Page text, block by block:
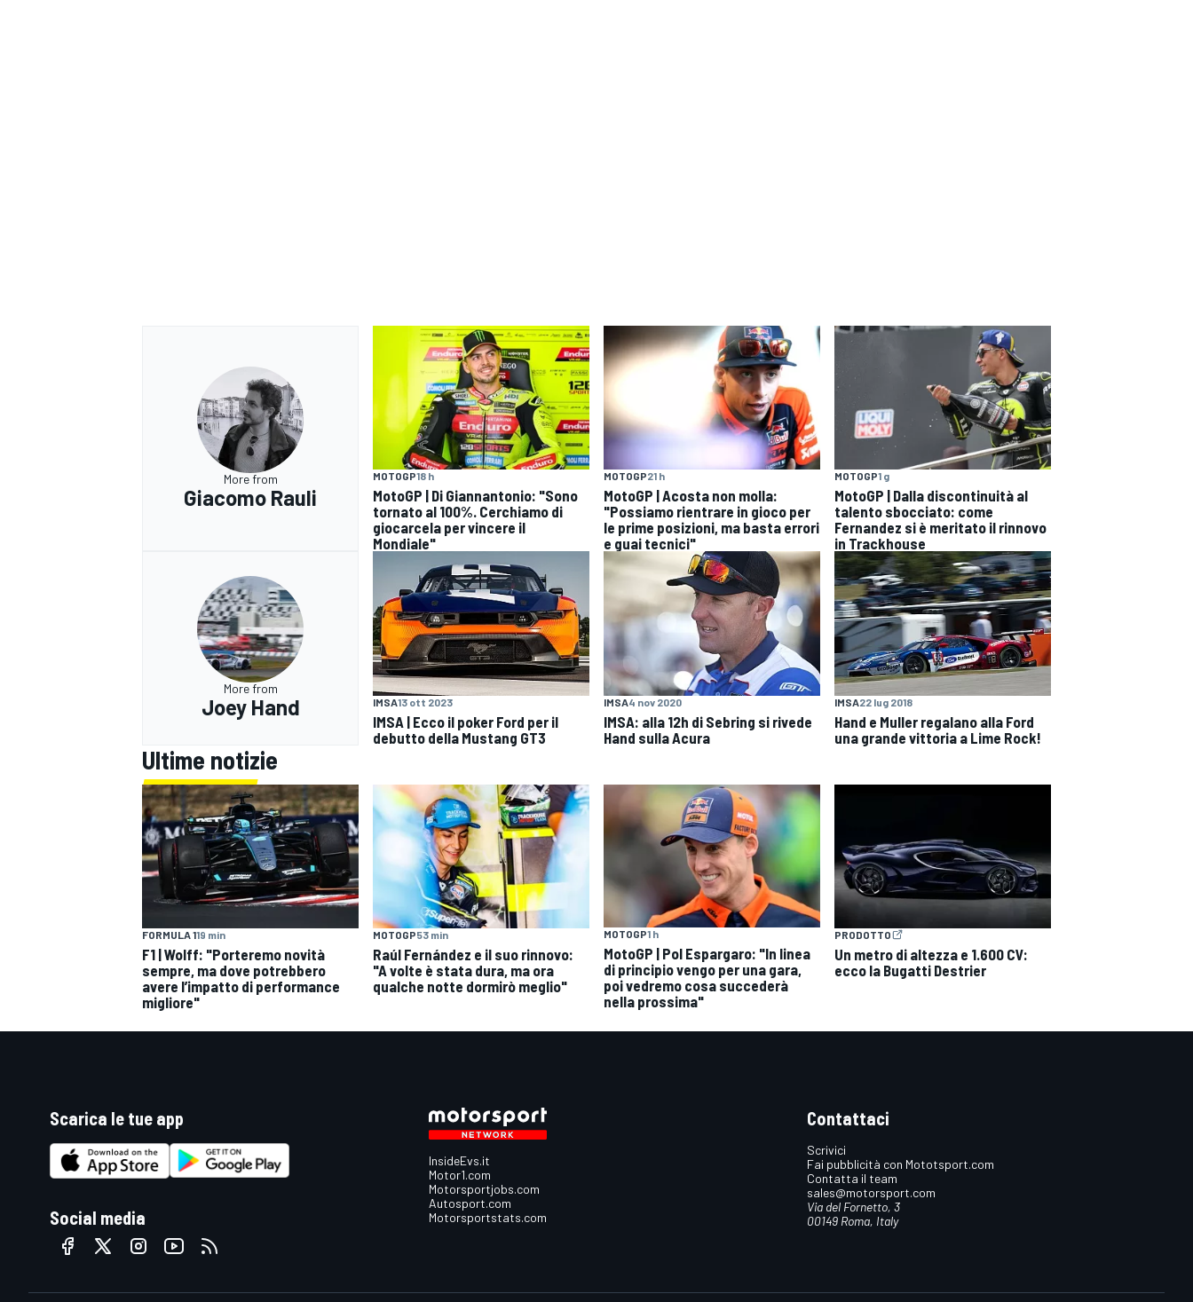
ENDURANCE/GT
MONOMARCA
RALLY
More from
Giacomo Rauli
MOTOGP18 h
MotoGP | Di Giannantonio: "Sono
tornato al 100%. Cerchiamo di
giocarcela per vincere il
Mondiale"
MOTOGP21 h
MotoGP | Acosta non molla:
"Possiamo rientrare in gioco per
le prime posizioni, ma basta errori
e guai tecnici"
MOTOGP1 g
MotoGP | Dalla discontinuità al
talento sbocciato: come
Fernandez si è meritato il rinnovo
in Trackhouse
More from
Joey Hand IMSA13 ott 2023
IMSA | Ecco il poker Ford per il
debutto della Mustang GT3
IMSA4 nov 2020
IMSA: alla 12h di Sebring si rivede
Hand sulla Acura
IMSA22 lug 2018
Hand e Muller regalano alla Ford
una grande vittoria a Lime Rock!
Ultime notizie
FORMULA 119 min
F1 | Wolff: "Porteremo novità
sempre, ma dove potrebbero
avere l’impatto di performance
migliore"
MOTOGP53 min
Raúl Fernández e il suo rinnovo:
"A volte è stata dura, ma ora
qualche notte dormirò meglio"
MOTOGP1 h
MotoGP | Pol Espargaro: "In linea
di principio vengo per una gara,
poi vedremo cosa succederà
nella prossima"
PRODOTTO
Un metro di altezza e 1.600 CV:
ecco la Bugatti Destrier
Scarica le tue app
Social media
InsideEvs.it
Motor1.com
Motorsportjobs.com
Autosport.com
Motorsportstats.com
Contattaci
Scrivici
Fai pubblicità con Mototsport.com
Contatta il team
sales@motorsport.com
Via del Fornetto, 3
00149 Roma, Italy